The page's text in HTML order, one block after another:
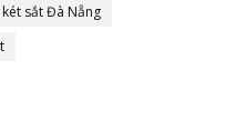
két sắt Đà Nẵng